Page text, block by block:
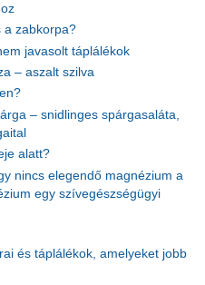
a zabkorpa?
javasolt táplálékok
– aszalt szilva
– snidlinges spárgasaláta,
alatt?
nincs elegendő magnézium a
egy szívegészségügyi
és táplálékok, amelyeket jobb